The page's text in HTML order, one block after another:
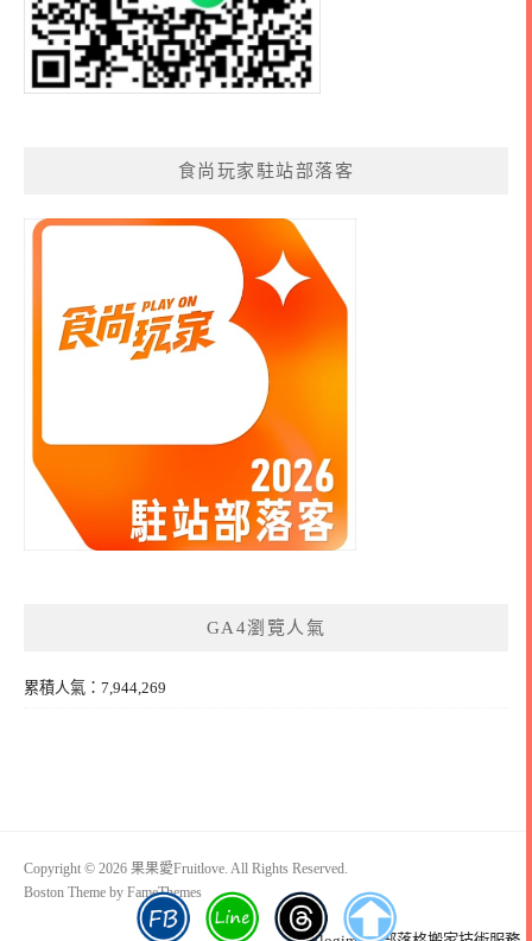
食尚玩家駐站部落客
GA4瀏覽人氣
累積人氣：7,944,269
Copyright © 2026 果果愛Fruitlove. All Rights Reserved.
Boston Theme by FameThemes